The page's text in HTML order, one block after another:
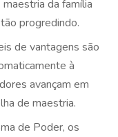
da família
progredindo.
de vantagens são
à
avançam em
de maestria.
de Poder, os